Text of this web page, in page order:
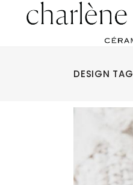
DESIGN TAG